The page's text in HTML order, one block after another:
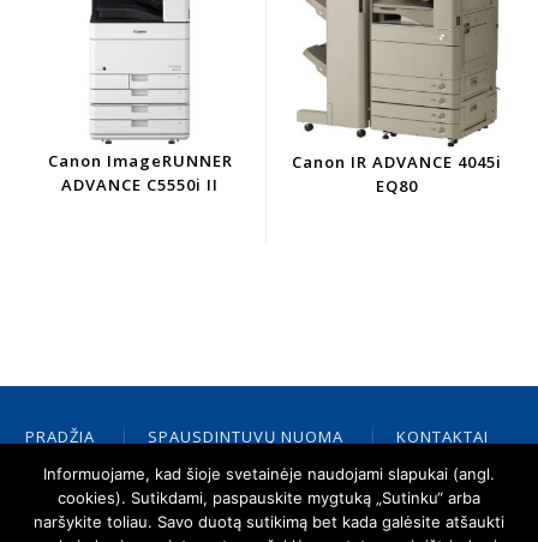
Canon ImageRUNNER
ADVANCE C5550i II
Canon IR ADVANCE 4045i
EQ80
PRADŽIA SPAUSDINTUVŲ NUOMA
KONTAKTAI
PALAIKYMAS
ATSAKINGAS VERSLAS
CANON
NAUJIENOS
CANON ATSTOVAS
Informuojame, kad šioje svetainėje naudojami slapukai (angl.
cookies). Sutikdami, paspauskite mygtuką „Sutinku“ arba
naršykite toliau. Savo duotą sutikimą bet kada galėsite atšaukti